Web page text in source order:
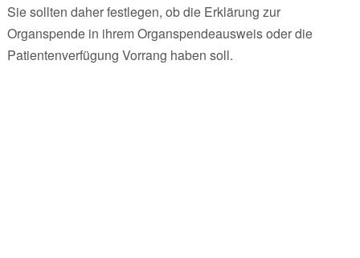
Sie sollten daher festlegen, ob die Erklärung zur
Organspende in ihrem Organspendeausweis oder die
Patientenverfügung Vorrang haben soll.